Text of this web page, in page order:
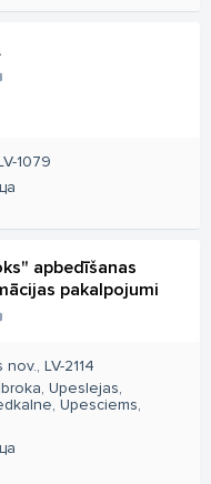
1079
apbedīšanas
pakalpojumi
LV-2114
Upeslejas,
Upesciems,